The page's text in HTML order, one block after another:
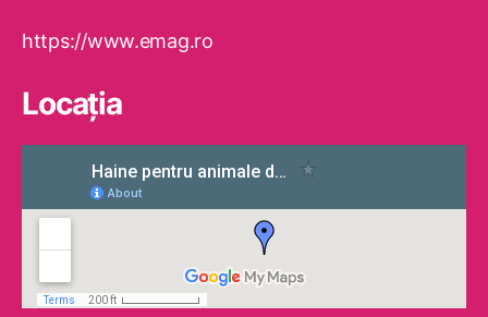
https://www.emag.ro
Locaţia